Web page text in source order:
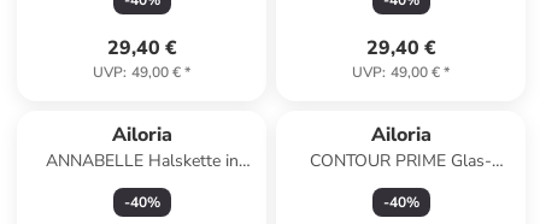
29,40 €
UVP: 49,00 €*
29,40 €
UVP: 49,00 €*
Ailoria
ANNABELLE Halskette in
silber
-40%
Ailoria
CONTOUR PRIME Glas-
Nagelfeilenset in Magenta
-40%